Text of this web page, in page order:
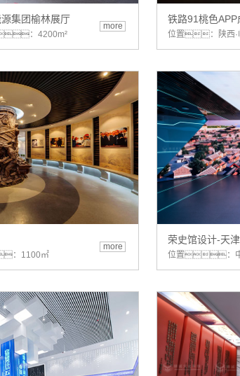
集团榆林展厅
：4200m²
more
铁路91桃色
位置：陕西·
：1100㎡
more
荣史馆设计-天
位置：中